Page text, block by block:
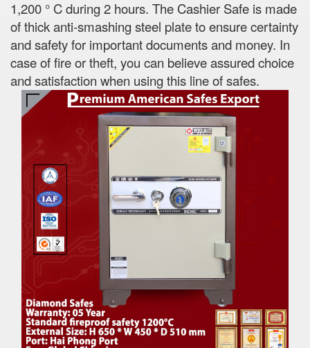
1,200 ° C during 2 hours. The Cashier Safe is made
of thick anti-smashing steel plate to ensure certainty
and safety for important documents and money. In
case of fire or theft, you can believe assured choice
and satisfaction when using this line of safes.